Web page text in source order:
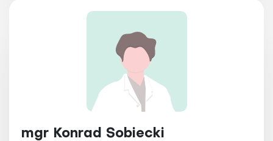
mgr Konrad Sobiecki